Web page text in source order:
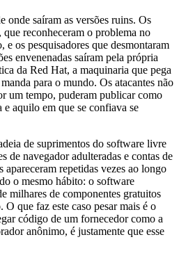
onde saíram as versões ruins. Os
reconheceram o problema no
os pesquisadores que desmontaram
envenenadas saíram pela própria
da Red Hat, a maquinaria que pega
para o mundo. Os atacantes não
um tempo, puderam publicar como
aquilo em que se confiava se
de suprimentos do software livre
de navegador adulteradas e contas de
apareceram repetidas vezes ao longo
o mesmo hábito: o software
milhares de componentes gratuitos
que faz este caso pesar mais é o
código de um fornecedor como a
anônimo, é justamente que esse